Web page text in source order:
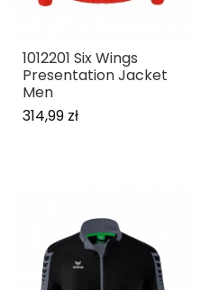
1012201 Six Wings
Presentation Jacket
Men
314,99 zł